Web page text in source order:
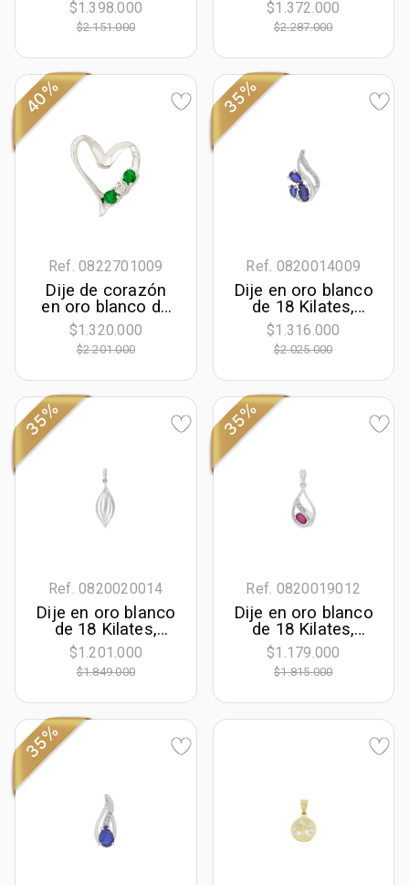
esmeralda central
de 0.25 Ct
$1.398.000
$2.151.000
diamantes de 0.05
Ct
$1.372.000
$2.287.000
40%
Ref. 0822701009
Dije de corazón
en oro blanco de
18 Kilates, con
esmeraldas de
0.08 Ct y
$1.320.000
$2.201.000
35%
Ref. 0820014009
Dije en oro blanco
de 18 Kilates,
Franjas, con
zafiros de 0.55 Ct
y diamantes de
$1.316.000
$2.025.000
35%
Ref. 0820020014
Dije en oro blanco
de 18 Kilates,
Hoja, con
diamantes de 0.02
Ct
$1.201.000
$1.849.000
35%
Ref. 0820019012
Dije en oro blanco
de 18 Kilates,
Lágrima, con rubí
central de 0.40 Ct
y decoración en
$1.179.000
$1.815.000
35%